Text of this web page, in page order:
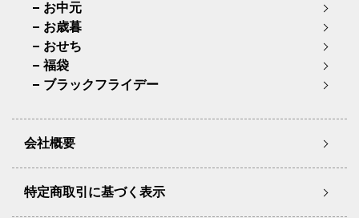
お中元
お歳暮
おせち
福袋
ブラックフライデー
会社概要
特定商取引に基づく表示